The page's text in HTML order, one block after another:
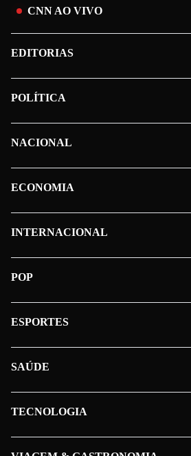
CNN AO VIVO
EDITORIAS
POLÍTICA
NACIONAL
ECONOMIA
INTERNACIONAL
POP
ESPORTES
SAÚDE
TECNOLOGIA